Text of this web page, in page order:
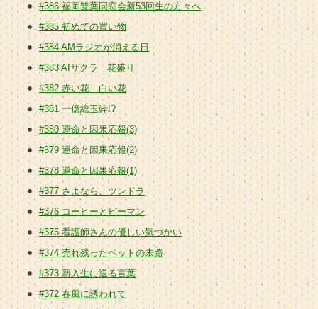
#386 福岡雙葉同窓会新53回生の方々へ
#385 初めての買い物
#384 AMラジオが消える日
#383 AIサクラ 花盛り
#382 赤い花 白い花
#381 一億総玉砕!?
#380 運命と因果応報(3)
#379 運命と因果応報(2)
#378 運命と因果応報(1)
#377 さよなら、ツンドラ
#376 コーヒーとピーマン
#375 看護師さんの優しい気づかい
#374 売れ残ったペットの末路
#373 新入生に送る言葉
#372 春風に誘われて